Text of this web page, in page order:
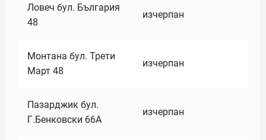
Ловеч бул. България
48
изчерпан
Монтана бул. Трети
Март 48
изчерпан
Пазарджик бул.
Г.Бенковски 66А
изчерпан